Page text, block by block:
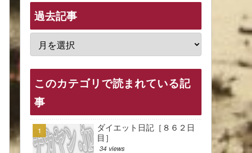
過去記事
このカテゴリで読まれている記
事
ダイエット日記［８６２日
目］
34 views